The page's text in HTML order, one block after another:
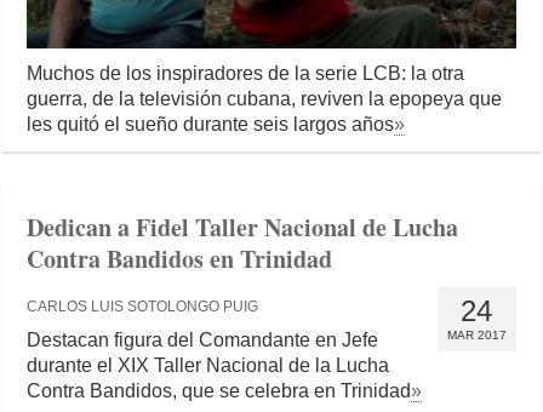
Muchos de los inspiradores de la serie LCB: la otra
guerra, de la televisión cubana, reviven la epopeya que
les quitó el sueño durante seis largos años»
Dedican a Fidel Taller Nacional de Lucha
Contra Bandidos en Trinidad
24
MAR 2017
CARLOS LUIS SOTOLONGO PUIG
Destacan figura del Comandante en Jefe
durante el XIX Taller Nacional de la Lucha
Contra Bandidos, que se celebra en Trinidad»